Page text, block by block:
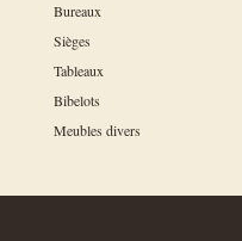
Bureaux
Sièges
Tableaux
Bibelots
Meubles divers